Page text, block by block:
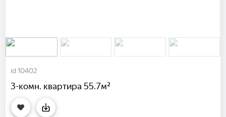
id 10402
3-комн. квартира 55.7м²